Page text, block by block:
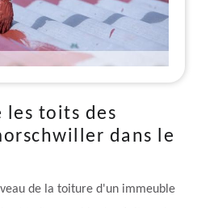
les toits des
dans le
de la toiture d'un immeuble